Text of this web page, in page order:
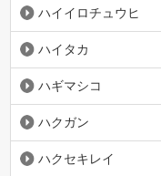
ハイイロチュウヒ
ハイタカ
ハギマシコ
ハクガン
ハクセキレイ